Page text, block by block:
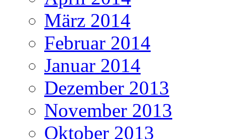
März 2014
Februar 2014
Januar 2014
Dezember 2013
November 2013
Oktober 2013